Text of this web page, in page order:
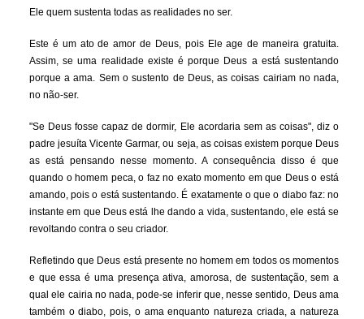
Ele quem sustenta todas as realidades no ser.
Este é um ato de amor de Deus, pois Ele age de maneira gratuita.
Assim, se uma realidade existe é porque Deus a está sustentando
porque a ama. Sem o sustento de Deus, as coisas cairiam no nada,
no não-ser.
"Se Deus fosse capaz de dormir, Ele acordaria sem as coisas", diz o
padre jesuíta Vicente Garmar, ou seja, as coisas existem porque Deus
as está pensando nesse momento. A consequência disso é que
quando o homem peca, o faz no exato momento em que Deus o está
amando, pois o está sustentando. É exatamente o que o diabo faz: no
instante em que Deus está lhe dando a vida, sustentando, ele está se
revoltando contra o seu criador.
Refletindo que Deus está presente no homem em todos os momentos
e que essa é uma presença ativa, amorosa, de sustentação, sem a
qual ele cairia no nada, pode-se inferir que, nesse sentido, Deus ama
também o diabo, pois, o ama enquanto natureza criada, a natureza